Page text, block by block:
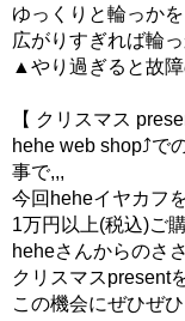
ゆっくりと輪っか
広がりすぎれば輪
▲やり過ぎると故
【 クリスマス
hehe web shop⤴︎で
事で,,,
今回heheイヤカフ
1万円以上(税込)ご
heheさんからのさ
クリスマス
この機会にぜひぜひ